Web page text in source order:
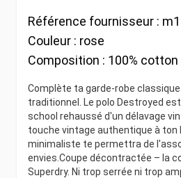
Référence fournisseur :
Couleur : rose
Composition : 100% cotton
Complète ta garde-robe
traditionnel. Le polo Destroyed
school rehaussé d'un délavage
touche vintage authentique à ton
minimaliste te permettra de
envies.Coupe décontractée – la
Superdry. Ni trop serrée ni trop